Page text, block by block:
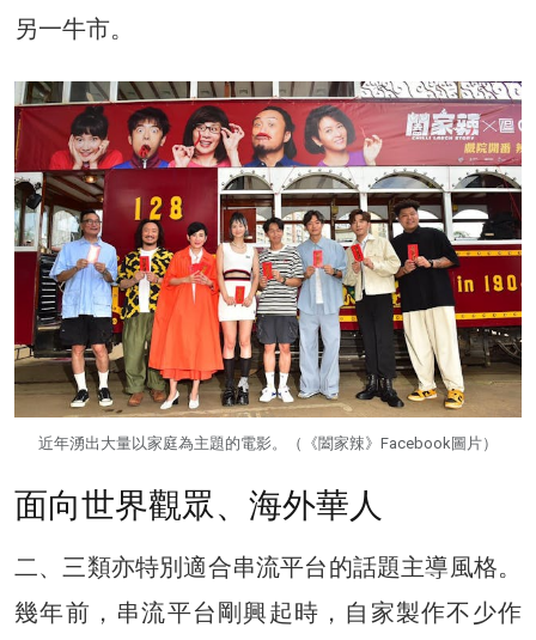
另一牛市。
近年湧出大量以家庭為主題的電影。（《闔家辣》Facebook圖片）
面向世界觀眾、海外華人
二、三類亦特別適合串流平台的話題主導風格。
幾年前，串流平台剛興起時，自家製作不少作